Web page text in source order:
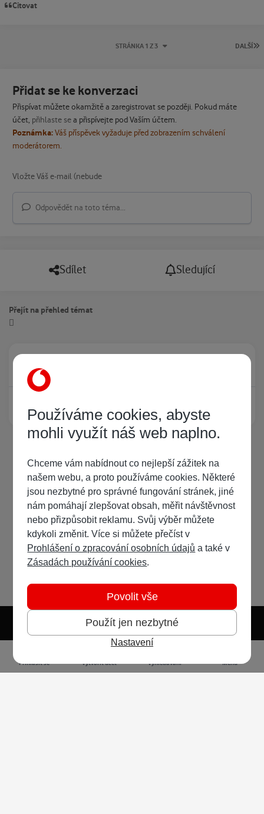
Citovat
DALŠÍ
STRÁNKA 1 Z 3
Přidat se ke konverzaci
Přispívat můžete okamžitě a zaregistrovat se později. Pokud máte
účet, přihlaste sea přispívejte pod Vaším účtem.
Poznámka:Váš příspěvek vyžaduje před zobrazením schválení
moderátorem.
Odpovědět na toto téma...
Sdílet Sledující
Přejít na přehled témat
Právě prohlíží tuto stránku
Žádný registrovaný uživatel si neprohlíží tuto stránku
Světlý režim Předvolba systému
Přihlásit se Vytvořit účet Vyhledávání Menu
Používáme cookies, abyste
mohli využít náš web naplno.
Chceme vám nabídnout co nejlepší zážitek na
našem webu, a proto používáme cookies. Některé
jsou nezbytné pro správné fungování stránek, jiné
nám pomáhají zlepšovat obsah, měřit návštěvnost
nebo přizpůsobit reklamu. Svůj výběr můžete
kdykoli změnit. Více si můžete přečíst v
Prohlášení o zpracování osobních údajů a také v
Zásadách používání cookies.
Použít jen nezbytné
Povolit vše
Nastavení